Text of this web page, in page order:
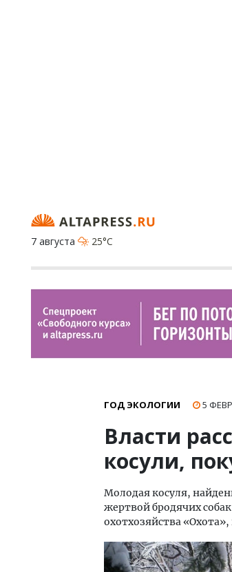
7 августа
25°C
ГОД ЭКОЛОГИИ 5
Власти
косули,
Молодая косуля,
жертвой бродячих
охотхозяйства